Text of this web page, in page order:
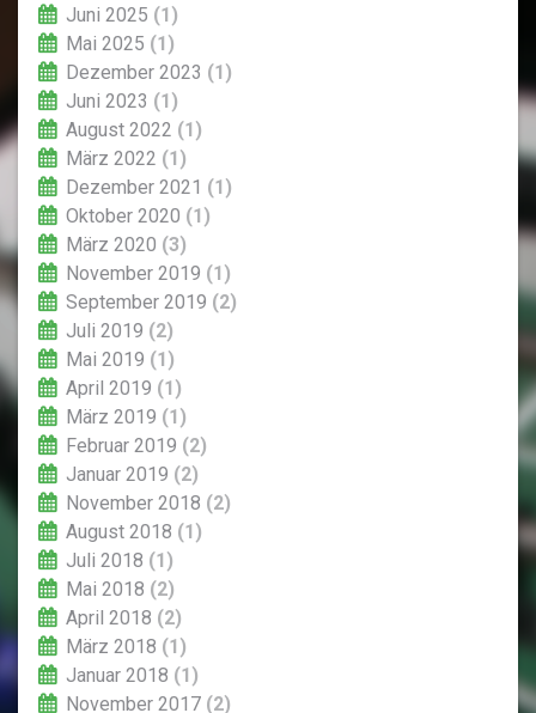
Juni 2025 (1)
Mai 2025 (1)
Dezember 2023 (1)
Juni 2023 (1)
August 2022 (1)
März 2022 (1)
Dezember 2021 (1)
Oktober 2020 (1)
März 2020 (3)
November 2019 (1)
September 2019 (2)
Juli 2019 (2)
Mai 2019 (1)
April 2019 (1)
März 2019 (1)
Februar 2019 (2)
Januar 2019 (2)
November 2018 (2)
August 2018 (1)
Juli 2018 (1)
Mai 2018 (2)
April 2018 (2)
März 2018 (1)
Januar 2018 (1)
November 2017 (2)